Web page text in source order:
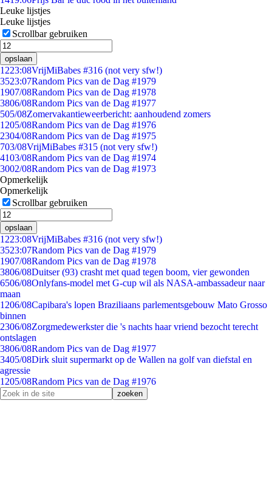
Leuke lijstjes
Leuke lijstjes
Scrollbar gebruiken
opslaan
1223:08VrijMiBabes #316 (not very sfw!)
3523:07Random Pics van de Dag #1979
1907/08Random Pics van de Dag #1978
3806/08Random Pics van de Dag #1977
505/08Zomervakantieweerbericht: aanhoudend zomers
1205/08Random Pics van de Dag #1976
2304/08Random Pics van de Dag #1975
703/08VrijMiBabes #315 (not very sfw!)
4103/08Random Pics van de Dag #1974
3002/08Random Pics van de Dag #1973
Opmerkelijk
Opmerkelijk
Scrollbar gebruiken
opslaan
1223:08VrijMiBabes #316 (not very sfw!)
3523:07Random Pics van de Dag #1979
1907/08Random Pics van de Dag #1978
3806/08Duitser (93) crasht met quad tegen boom, vier gewonden
6506/08Onlyfans-model met G-cup wil als NASA-ambassadeur naar
maan
1206/08Capibara's lopen Braziliaans parlementsgebouw Mato Grosso
binnen
2306/08Zorgmedewerkster die 's nachts haar vriend bezocht terecht
ontslagen
3806/08Random Pics van de Dag #1977
3405/08Dirk sluit supermarkt op de Wallen na golf van diefstal en
agressie
1205/08Random Pics van de Dag #1976